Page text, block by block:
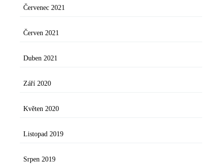
Červenec 2021
Červen 2021
Duben 2021
Září 2020
Květen 2020
Listopad 2019
Srpen 2019